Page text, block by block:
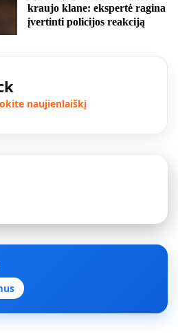
kraujo klane: ekspertė ragina
įvertinti policijos reakciją
naujienlaiškį